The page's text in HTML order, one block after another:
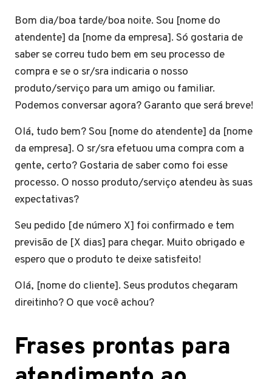
Bom dia/boa tarde/boa noite. Sou [nome do
atendente] da [nome da empresa]. Só gostaria de
saber se correu tudo bem em seu processo de
compra e se o sr/sra indicaria o nosso
produto/serviço para um amigo ou familiar.
Podemos conversar agora? Garanto que será breve!
Olá, tudo bem? Sou [nome do atendente] da [nome
da empresa]. O sr/sra efetuou uma compra com a
gente, certo? Gostaria de saber como foi esse
processo. O nosso produto/serviço atendeu às suas
expectativas?
Seu pedido [de número X] foi confirmado e tem
previsão de [X dias] para chegar. Muito obrigado e
espero que o produto te deixe satisfeito!
Olá, [nome do cliente]. Seus produtos chegaram
direitinho? O que você achou?
Frases prontas para